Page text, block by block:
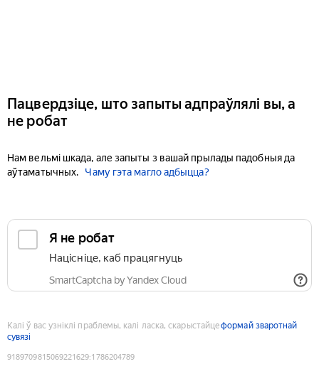
Пацвердзіце, што запыты адпраўлялі вы, а
не робат
Нам вельмі шкада, але запыты з вашай прылады падобныя да
аўтаматычных.
Чаму гэта магло адбыцца?
Я не робат
Націсніце, каб працягнуць
SmartCaptcha by Yandex Cloud
Калі ў вас узніклі праблемы, калі ласка, скарыстайцеформай зваротнай
сувязі
9189709815069221629:1786204789